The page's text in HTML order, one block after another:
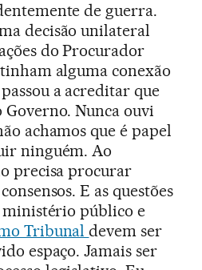
de guerra.
decisão unilateral
do Procurador
alguma conexão
a acreditar que
Nunca ouvi
achamos que é papel
ninguém. Ao
precisa procurar
E as questões
ministério público e
Tribunaldevem ser
espaço. Jamais ser